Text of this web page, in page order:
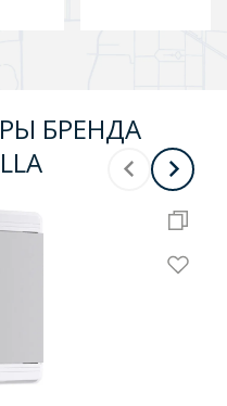
БРЕНДА